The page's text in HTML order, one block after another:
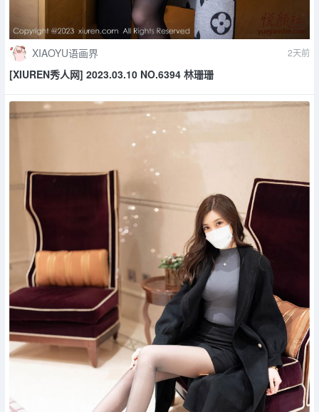
XIAOYU语画界 2天前
[XIUREN秀人网] 2023.03.10 NO.6394 林珊珊